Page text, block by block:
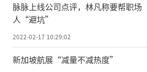
脉脉上线公司点评，林凡称要帮职场
人“避坑”
2022-02-17 10:29:02
新加坡航展“减量不减热度”